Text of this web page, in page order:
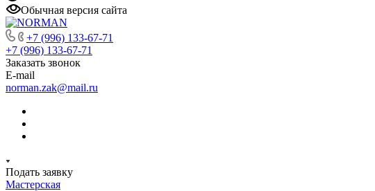
Обычная версия сайта
+7 (996) 133-67-71
+7 (996) 133-67-71
Заказать звонок
E-mail
norman.zak@mail.ru
Подать заявку
Мастерская